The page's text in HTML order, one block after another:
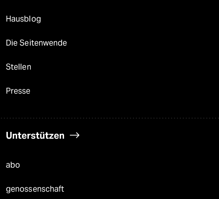
Hausblog
Die Seitenwende
Stellen
Presse
Unterstützen
abo
genossenschaft